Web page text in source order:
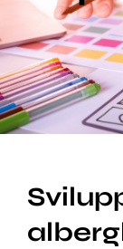
Blog
Supporto